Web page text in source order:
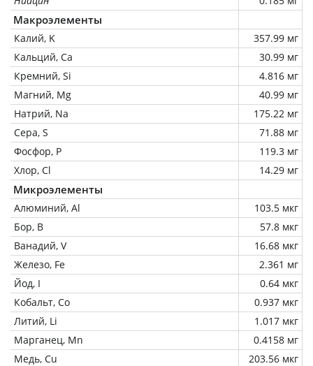
Макроэлементы
Калий, K
357.99 мг
Кальций, Ca
30.99 мг
Кремний, Si
4.816 мг
Магний, Mg
40.99 мг
Натрий, Na
175.22 мг
Сера, S
71.88 мг
Фосфор, P
119.3 мг
Хлор, Cl
14.29 мг
Микроэлементы
Алюминий, Al
103.5 мкг
Бор, B
57.8 мкг
Ванадий, V
16.68 мкг
Железо, Fe
2.361 мг
Йод, I
0.64 мкг
Кобальт, Co
0.937 мкг
Литий, Li
1.017 мкг
Марганец, Mn
0.4158 мг
Медь, Cu
203.56 мкг